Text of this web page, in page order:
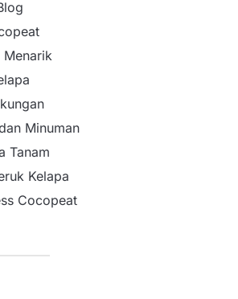
Menarik
Minuman
Tanam
Kelapa
Cocopeat